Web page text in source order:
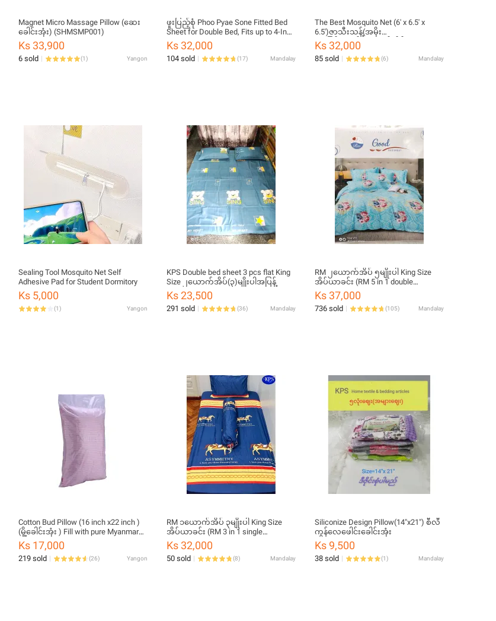
Magnet Micro Massage Pillow (ဆေး
ခေါင်းအုံး) (SHMSMP001)
Ks 33,900
6 sold (1) Yangon
ဖူးပြည့်စုံ Phoo Pyae Sone Fitted Bed
Sheet for Double Bed, Fits up to 4-Inch
Mattress
Ks 32,000
104 sold (17) Mandalay
The Best Mosquito Net (6' x 6.5' x
6.5')ဇာသီးသန့်(အမိုး
ဇာ)ခြင်ထောင်၂ယောက်အိပ်
Ks 32,000
85 sold (6) Mandalay
Sealing Tool Mosquito Net Self
Adhesive Pad for Student Dormitory
Ks 5,000
(1) Yangon
KPS Double bed sheet 3 pcs flat King
Size ၂ယောက်အိပ်(၃)မျိုးပါအပြန့်
Ks 23,500
291 sold (36) Mandalay
RM ၂ယောက်အိပ် ၅မျိုးပါ King Size
အိပ်ယာခင်း (RM 5 in 1 double
bedsheet)
Ks 37,000
736 sold (105) Mandalay
Cotton Bud Pillow (16 inch x22 inch )
(မှို့ခေါင်းအုံး ) Fill with pure Myanmar
cotton bud
Ks 17,000
219 sold (26) Yangon
RM ၁ယောက်အိပ် ၃မျိုးပါ King Size
အိပ်ယာခင်း (RM 3 in 1 single
bedsheet)
Ks 32,000
50 sold (8) Mandalay
Siliconize Design Pillow(14"x21") စီလီ
ကွန်လေဖေါင်းခေါင်းအုံး
Ks 9,500
38 sold (1) Mandalay